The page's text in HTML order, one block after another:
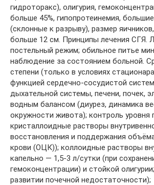
гидроторакс), олигурия,
больше 45%, гипопротеинемия,
(склонные к разрыву), размер
больше 12 см. Принципы лечения СГЯ.
постельный режим; обильное питье
наблюдение за состоянием больной.
степени (только в условиях
функцией сердечно-сосудистой
дыхательной системы, печени, почек,
водным балансом (диурез, динамика
окружности живота); контроль уровня
кристаллоидные растворы
восстановления и поддержания
крови (ОЦК)); коллоидные растворы
капельно — 1,5-3 л/сутки (при
гемоконцентрации) и стойкой
развитии почечной недостаточности);